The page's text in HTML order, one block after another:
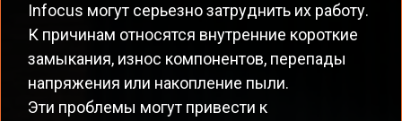
Infocus могут серьезно затруднить их работу.
К причинам относятся внутренние короткие
замыкания, износ компонентов, перепады
напряжения или накопление пыли.
Эти проблемы могут привести к